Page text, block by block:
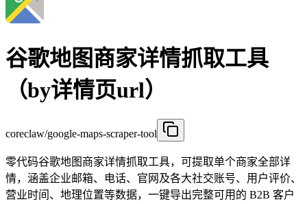
谷歌地图商家详情抓取工具
（by详情页url）
coreclaw/google-maps-scraper-tool
零代码谷歌地图商家详情抓取工具，可提取单个商家全部详
情，涵盖企业邮箱、电话、官网及各大社交账号、用户评价、
营业时间、地理位置等数据，一键导出完整可用的 B2B 客户